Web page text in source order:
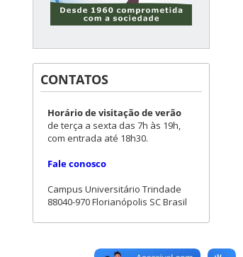
CONTATOS
Horário de visitação de verão
de terça a sexta das 7h às 19h,
com entrada até 18h30.
Fale conosco
Campus Universitário Trindade
88040-970 Florianópolis SC Brasil